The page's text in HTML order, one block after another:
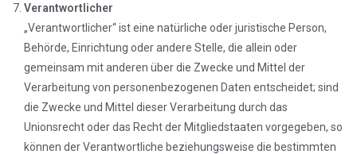
Verantwortlicher
„Verantwortlicher“ ist eine natürliche oder juristische Person,
Behörde, Einrichtung oder andere Stelle, die allein oder
gemeinsam mit anderen über die Zwecke und Mittel der
Verarbeitung von personenbezogenen Daten entscheidet; sind
die Zwecke und Mittel dieser Verarbeitung durch das
Unionsrecht oder das Recht der Mitgliedstaaten vorgegeben, so
können der Verantwortliche beziehungsweise die bestimmten